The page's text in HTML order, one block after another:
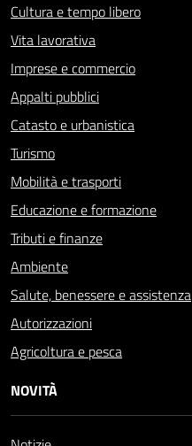
Cultura e tempo libero
Vita lavorativa
Imprese e commercio
Appalti pubblici
Catasto e urbanistica
Turismo
Mobilità e trasporti
Educazione e formazione
Tributi e finanze
Ambiente
Salute, benessere e assistenza
Autorizzazioni
Agricoltura e pesca
NOVITÀ